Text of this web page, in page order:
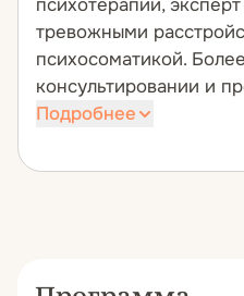
психотерапии,
тревожными
психосоматикой.
консультировании и
Подробнее
подготовка в